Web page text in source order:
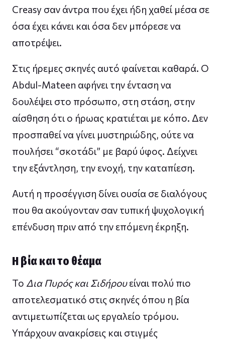
Creasy σαν άντρα που έχει ήδη χαθεί μέσα σε
όσα έχει κάνει και όσα δεν μπόρεσε να
αποτρέψει.
Στις ήρεμες σκηνές αυτό φαίνεται καθαρά. Ο
Abdul-Mateen αφήνει την ένταση να
δουλέψει στο πρόσωπο, στη στάση, στην
αίσθηση ότι ο ήρωας κρατιέται με κόπο. Δεν
προσπαθεί να γίνει μυστηριώδης, ούτε να
πουλήσει “σκοτάδι” με βαρύ ύφος. Δείχνει
την εξάντληση, την ενοχή, την καταπίεση.
Αυτή η προσέγγιση δίνει ουσία σε διαλόγους
που θα ακούγονταν σαν τυπική ψυχολογική
επένδυση πριν από την επόμενη έκρηξη.
Η βία και το θέαμα
Το Δια Πυρός και Σιδήρουείναι πολύ πιο
αποτελεσματικό στις σκηνές όπου η βία
αντιμετωπίζεται ως εργαλείο τρόμου.
Υπάρχουν ανακρίσεις και στιγμές